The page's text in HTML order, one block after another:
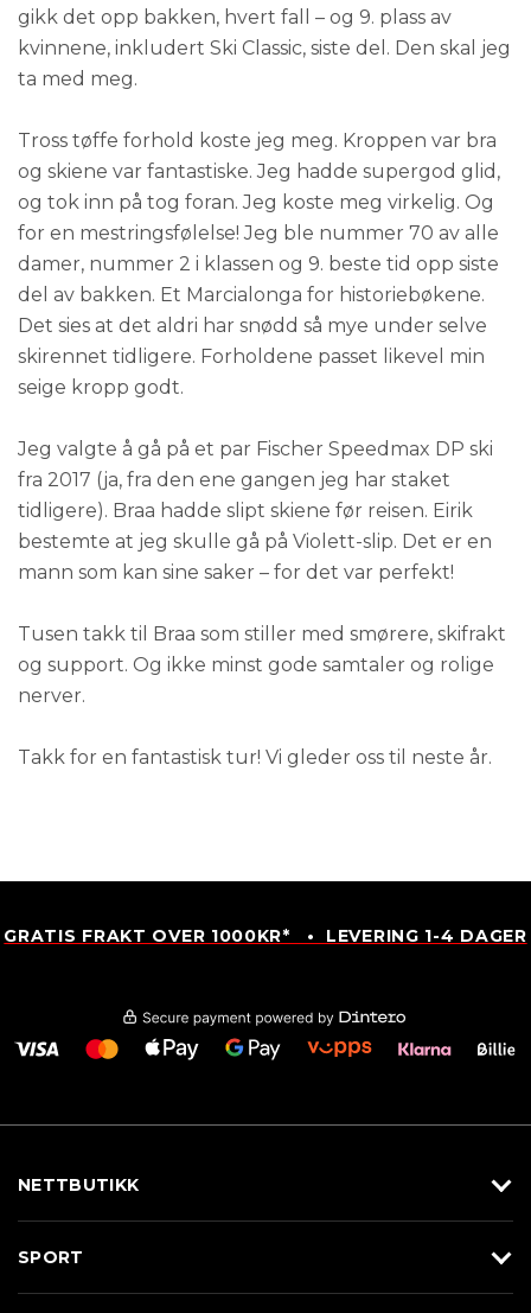
gikk det opp bakken, hvert fall – og 9. plass av
kvinnene, inkludert Ski Classic, siste del. Den skal jeg
ta med meg.
Tross tøffe forhold koste jeg meg. Kroppen var bra
og skiene var fantastiske. Jeg hadde supergod glid,
og tok inn på tog foran. Jeg koste meg virkelig. Og
for en mestringsfølelse! Jeg ble nummer 70 av alle
damer, nummer 2 i klassen og 9. beste tid opp siste
del av bakken. Et Marcialonga for historiebøkene.
Det sies at det aldri har snødd så mye under selve
skirennet tidligere. Forholdene passet likevel min
seige kropp godt.
Jeg valgte å gå på et par Fischer Speedmax DP ski
fra 2017 (ja, fra den ene gangen jeg har staket
tidligere). Braa hadde slipt skiene før reisen. Eirik
bestemte at jeg skulle gå på Violett-slip. Det er en
mann som kan sine saker – for det var perfekt!
Tusen takk til Braa som stiller med smørere, skifrakt
og support. Og ikke minst gode samtaler og rolige
nerver.
Takk for en fantastisk tur! Vi gleder oss til neste år.
GRATIS FRAKT OVER 1000KR* • LEVERING 1-4 DAGER
NETTBUTIKK
SPORT